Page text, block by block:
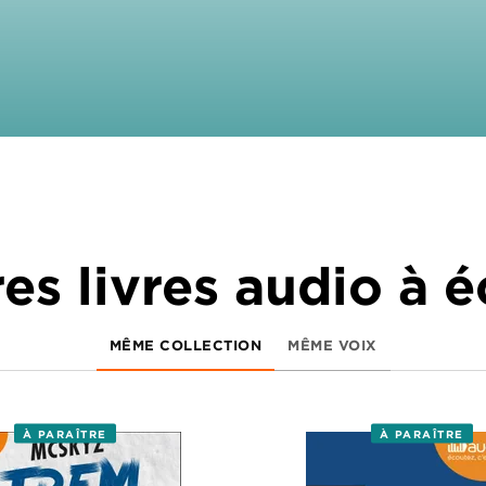
livres audio à
MÊME COLLECTION MÊME VOIX
À PARAÎTRE À PARAÎTRE